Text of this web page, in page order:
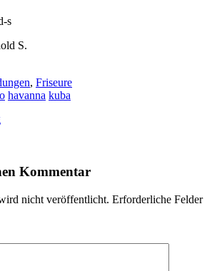
S.
, Friseure
havanna kuba
Kommentar
nicht veröffentlicht. Erforderliche Felder